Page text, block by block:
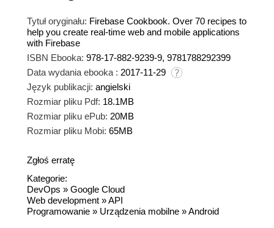
Tytuł oryginału: Firebase Cookbook. Over 70 recipes to
help you create real-time web and mobile applications
with Firebase
ISBN Ebooka: 978-17-882-9239-9, 9781788292399
Data wydania ebooka : 2017-11-29
Język publikacji: angielski
Rozmiar pliku Pdf: 18.1MB
Rozmiar pliku ePub: 20MB
Rozmiar pliku Mobi: 65MB
Zgłoś erratę
Kategorie:
DevOps » Google Cloud
Web development »API
Programowanie » Urządzenia mobilne »Android